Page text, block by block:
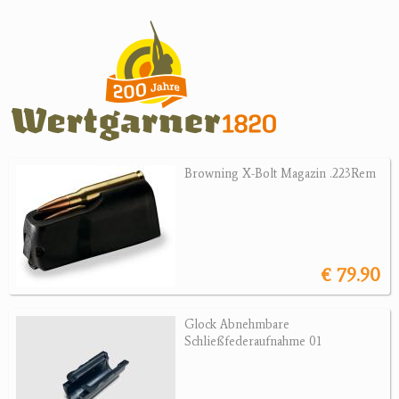
Kipplaufgewehre
Kleinkalibergewehre
Repetiererbüchse
Luftdruckwaffen
Revolver
Sonstige Waffen
Munition
Optik
Zubehör
Browning X-Bolt Magazin .223Rem
€ 79.90
Glock Abnehmbare
Schließfederaufnahme 01